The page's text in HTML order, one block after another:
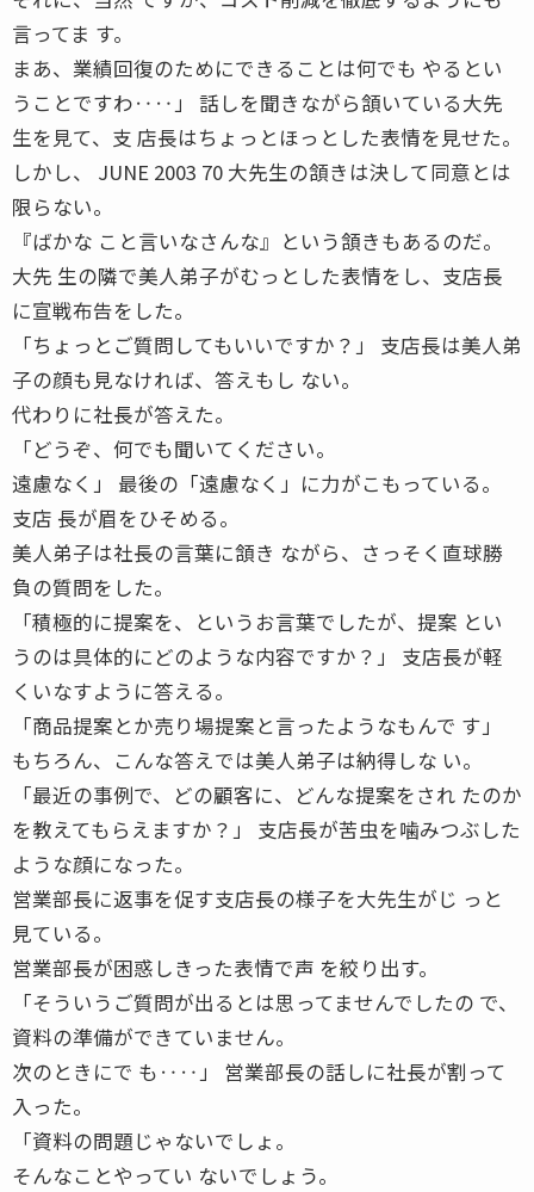
言ってま す。
まあ、業績回復のためにできることは何でも やるとい
うことですわ‥‥」 話しを聞きながら頷いている大先
生を見て、支 店長はちょっとほっとした表情を見せた。
しかし、 JUNE 2003 70 大先生の頷きは決して同意とは
限らない。
『ばかな こと言いなさんな』という頷きもあるのだ。
大先 生の隣で美人弟子がむっとした表情をし、支店長
に宣戦布告をした。
「ちょっとご質問してもいいですか？」 支店長は美人弟
子の顔も見なければ、答えもし ない。
代わりに社長が答えた。
「どうぞ、何でも聞いてください。
遠慮なく」 最後の「遠慮なく」に力がこもっている。
支店 長が眉をひそめる。
美人弟子は社長の言葉に頷き ながら、さっそく直球勝
負の質問をした。
「積極的に提案を、というお言葉でしたが、提案 とい
うのは具体的にどのような内容ですか？」 支店長が軽
くいなすように答える。
「商品提案とか売り場提案と言ったようなもんで す」
もちろん、こんな答えでは美人弟子は納得しな い。
「最近の事例で、どの顧客に、どんな提案をされ たのか
を教えてもらえますか？」 支店長が苦虫を噛みつぶした
ような顔になった。
営業部長に返事を促す支店長の様子を大先生がじ っと
見ている。
営業部長が困惑しきった表情で声 を絞り出す。
「そういうご質問が出るとは思ってませんでしたの で、
資料の準備ができていません。
次のときにで も‥‥」 営業部長の話しに社長が割って
入った。
「資料の問題じゃないでしょ。
そんなことやってい ないでしょう。